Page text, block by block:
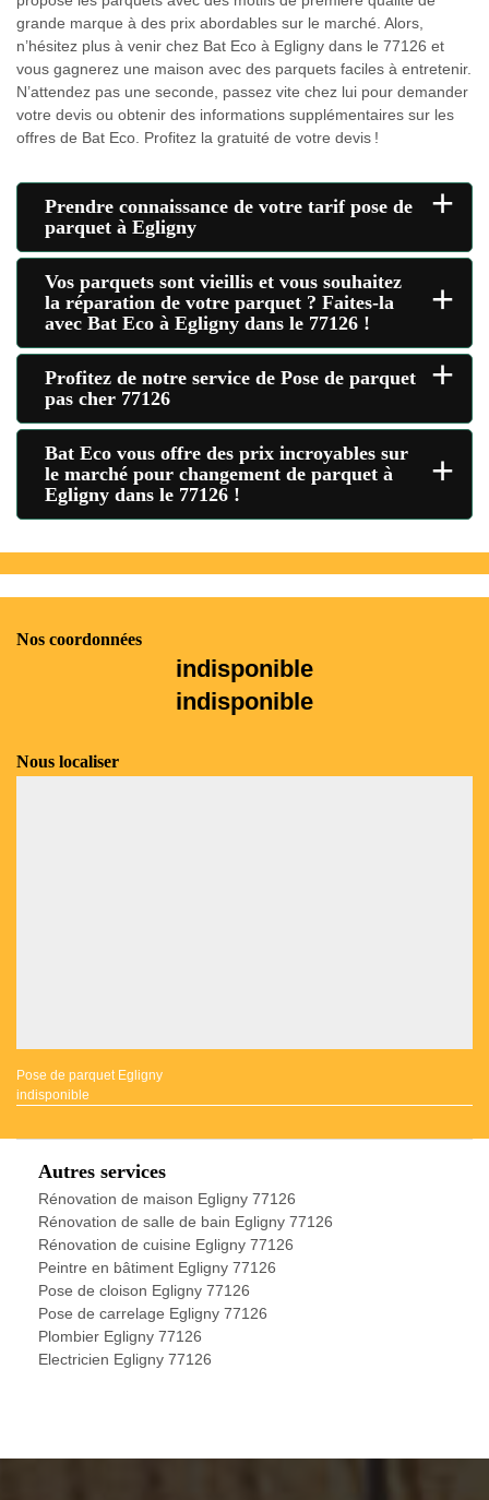
grande marque à des prix abordables sur le marché. Alors,
n’hésitez plus à venir chez Bat Eco à Egligny dans le 77126 et
vous gagnerez une maison avec des parquets faciles à entretenir.
N’attendez pas une seconde, passez vite chez lui pour demander
votre devis ou obtenir des informations supplémentaires sur les
offres de Bat Eco. Profitez la gratuité de votre devis !
Prendre connaissance de votre tarif pose de
parquet à Egligny
+
Vos parquets sont vieillis et vous souhaitez
la réparation de votre parquet ? Faites-la
avec Bat Eco à Egligny dans le 77126 !
+
Profitez de notre service de Pose de parquet
pas cher 77126
+
Bat Eco vous offre des prix incroyables sur
le marché pour changement de parquet à
Egligny dans le 77126 !
+
Nos coordonnées
indisponible
indisponible
Nous localiser
Pose de parquet Egligny
indisponible
Autres services
Rénovation de maison Egligny 77126
Rénovation de salle de bain Egligny 77126
Rénovation de cuisine Egligny 77126
Peintre en bâtiment Egligny 77126
Pose de cloison Egligny 77126
Pose de carrelage Egligny 77126
Plombier Egligny 77126
Electricien Egligny 77126